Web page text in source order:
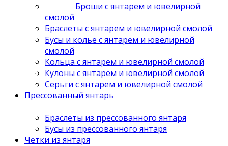
Броши с янтарем и ювелирной
смолой
Браслеты с янтарем и ювелирной смолой
Бусы и колье с янтарем и ювелирной
смолой
Кольца с янтарем и ювелирной смолой
Кулоны с янтарем и ювелирной смолой
Серьги с янтарем и ювелирной смолой
Прессованный янтарь
Браслеты из прессованного янтаря
Бусы из прессованного янтаря
Четки из янтаря